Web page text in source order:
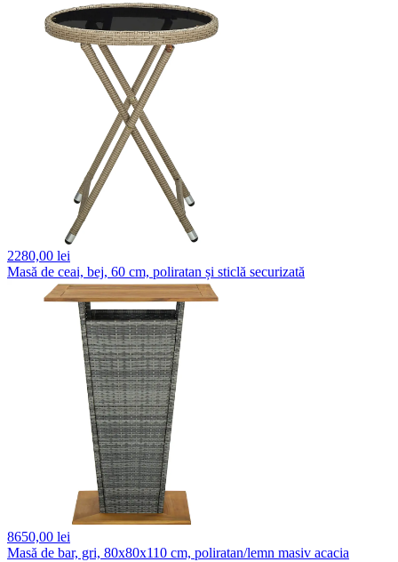
2280,00 lei
Masă de ceai, bej, 60 cm, poliratan și sticlă securizată
8650,00 lei
Masă de bar, gri, 80x80x110 cm, poliratan/lemn masiv acacia